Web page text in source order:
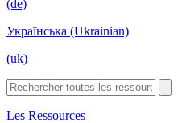
(de)
Українська (Ukrainian)
(uk)
Les Ressources